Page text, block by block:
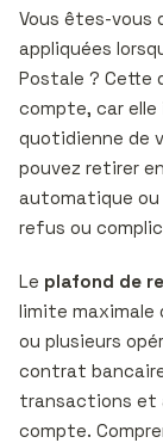
Vous êtes-vous
appliquées
Postale ? Cette
compte, car
quotidienne de
pouvez retirer
automatique
refus ou
Le plafond de
limite maximale
ou plusieurs
contrat
transactions et
compte.